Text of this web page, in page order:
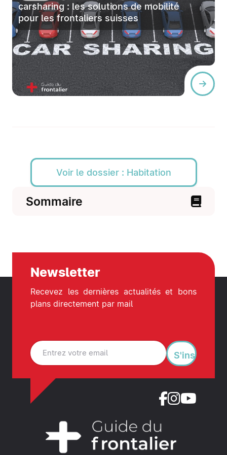
carsharing : les solutions de mobilité
pour les frontaliers suisses
Voir le dossier : Habitation
Sommaire
Newsletter
Recevez les dernières actualités et bons
plans directement par mail
S'inscrire